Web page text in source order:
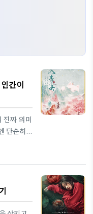
간이
짜 의미
단순히
차
, 하늘이
문을
단순한
욕망을